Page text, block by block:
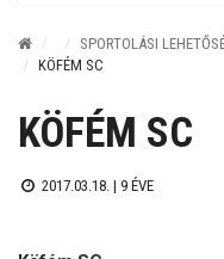
SPORTOLÁSI
KÖFÉM SC
KÖFÉM SC
2017.03.18. | 9 ÉVE